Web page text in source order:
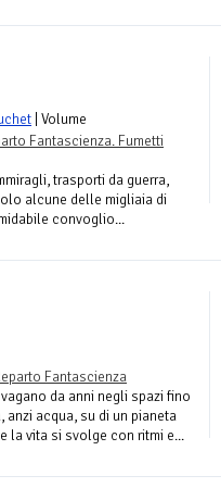
| Volume
Fantascienza. Fumetti
trasporti da guerra,
alcune delle migliaia di
convoglio...
Fantascienza
da anni negli spazi fino
acqua, su di un pianeta
la vita si svolge con ritmi e...